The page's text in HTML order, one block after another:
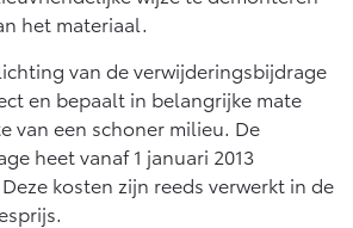
Proace City (excl. BTW)
OOK ALS BATTERIJ-
ELEKTRISCH
het materiaal.
van de verwijderingsbijdrage
en bepaalt in belangrijke mate
van een schoner milieu. De
heet vanaf 1 januari 2013
kosten zijn reeds verwerkt in de